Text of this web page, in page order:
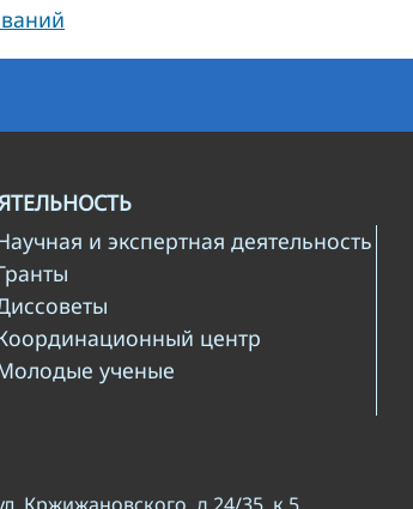
и экспертная деятельность
центр
ученые